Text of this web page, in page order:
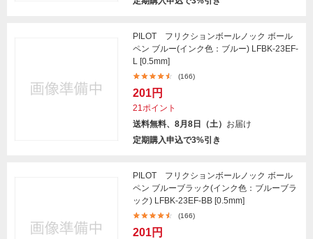
PILOT フリクションボールノック ボール
ペン ブルー(インク色：ブルー) LFBK-23EF-
L [0.5mm]
(166)
201円
21ポイント
送料無料、8月8日（土） お届け
定期購入申込で3%引き
PILOT フリクションボールノック ボール
ペン ブルーブラック(インク色：ブルーブラ
ック) LFBK-23EF-BB [0.5mm]
(166)
201円